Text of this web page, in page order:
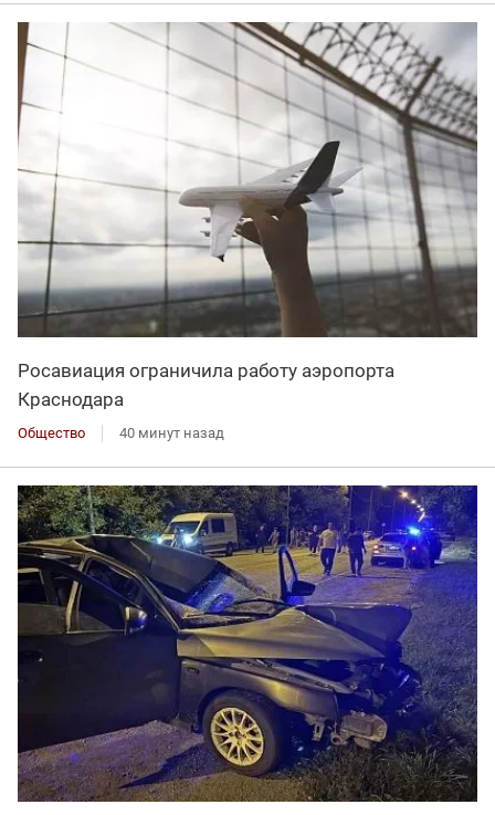
Росавиация ограничила работу аэропорта
Краснодара
Общество 40 минут назад